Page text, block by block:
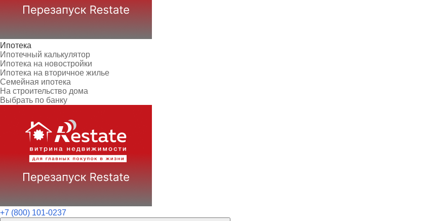
Ипотека
Ипотечный калькулятор
Ипотека на новостройки
Ипотека на вторичное жилье
Семейная ипотека
На строительство дома
Выбрать по банку
+7 (800) 101-0237